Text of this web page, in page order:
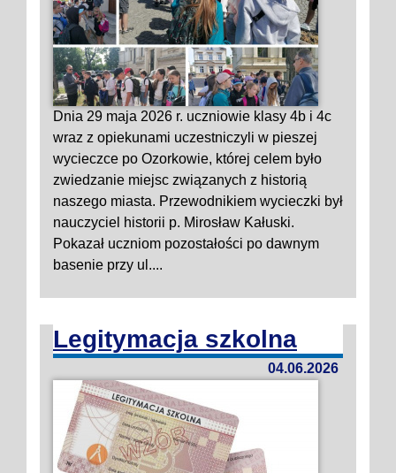
Dnia 29 maja 2026 r. uczniowie klasy 4b i 4c
wraz z opiekunami uczestniczyli w pieszej
wycieczce po Ozorkowie, której celem było
zwiedzanie miejsc związanych z historią
naszego miasta. Przewodnikiem wycieczki był
nauczyciel historii p. Mirosław Kałuski.
Pokazał uczniom pozostałości po dawnym
basenie przy ul....
Legitymacja szkolna
04.06.2026